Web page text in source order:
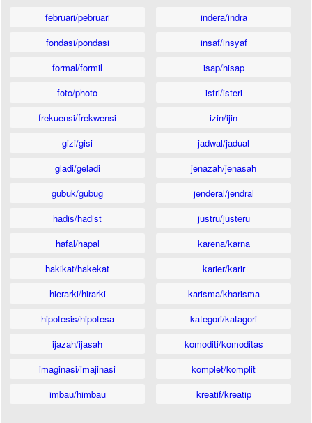
februari/pebruari
fondasi/pondasi
formal/formil
foto/photo
frekuensi/frekwensi
gizi/gisi
gladi/geladi
gubuk/gubug
hadis/hadist
hafal/hapal
hakikat/hakekat
hierarki/hirarki
hipotesis/hipotesa
ijazah/ijasah
imaginasi/imajinasi
imbau/himbau
indera/indra
insaf/insyaf
isap/hisap
istri/isteri
izin/ijin
jadwal/jadual
jenazah/jenasah
jenderal/jendral
justru/justeru
karena/karna
karier/karir
karisma/kharisma
kategori/katagori
komoditi/komoditas
komplet/komplit
kreatif/kreatip